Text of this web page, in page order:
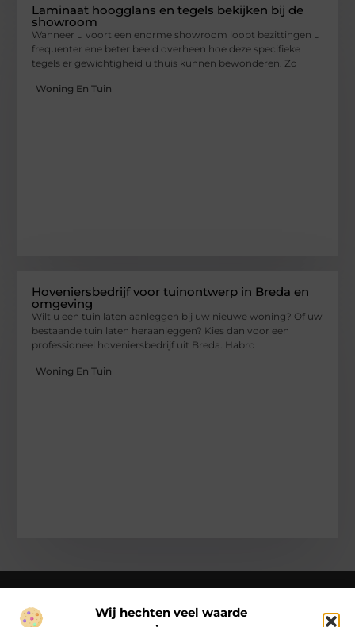
Wij hechten veel waarde
Laminaat hoogglans en tegels bekijken bij de
showroom
Wanneer u voort een enorme showroom loopt bezittingen u
frequenter ene beter beeld overheen hoe deze specifieke
tegels er gewichtigheid u thuis kunnen bewonderen. Zo
Woning En Tuin
Hoveniersbedrijf voor tuinontwerp in Breda en
omgeving
Wilt u een tuin laten aanleggen bij uw nieuwe woning? Of uw
bestaande tuin laten heraanleggen? Kies dan voor een
professioneel hoveniersbedrijf uit Breda. Habro
Woning En Tuin